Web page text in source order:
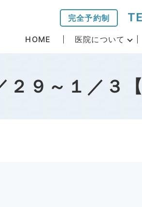
HOME 医院について
完全予約制
２９～１／３【